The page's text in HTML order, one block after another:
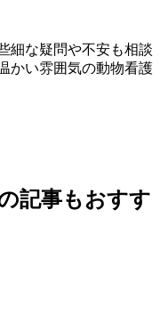
細な疑問や不安も相談
かい雰囲気の動物看護
記事もおすす